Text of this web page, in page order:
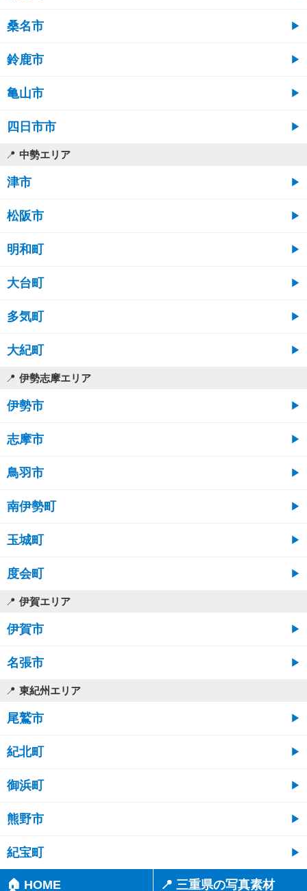
桑名市
鈴鹿市
亀山市
四日市市
中勢エリア
津市
松阪市
明和町
大台町
多気町
大紀町
伊勢志摩エリア
伊勢市
志摩市
鳥羽市
南伊勢町
玉城町
度会町
伊賀エリア
伊賀市
名張市
東紀州エリア
尾鷲市
紀北町
御浜町
熊野市
紀宝町
🏠 HOME 📍 三重県の写真素材